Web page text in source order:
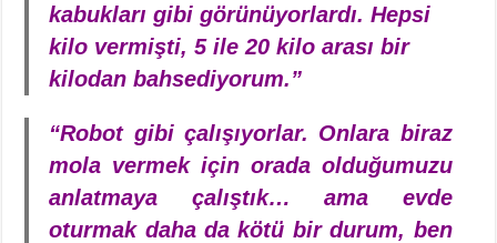
kabukları gibi görünüyorlardı. Hepsi
kilo vermişti, 5 ile 20 kilo arası bir
kilodan bahsediyorum.”
“Robot gibi çalışıyorlar. Onlara biraz
mola vermek için orada olduğumuzu
anlatmaya çalıştık… ama evde
oturmak daha da kötü bir durum, ben